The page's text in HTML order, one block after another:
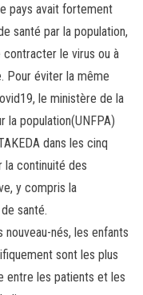
pays avait fortement
santé par la population,
le virus ou à
Pour éviter la même
le ministère de la
la population(UNFPA)
dans les cinq
la continuité des
y compris la
santé.
nés, les enfants
sont les plus
entre les patients et les